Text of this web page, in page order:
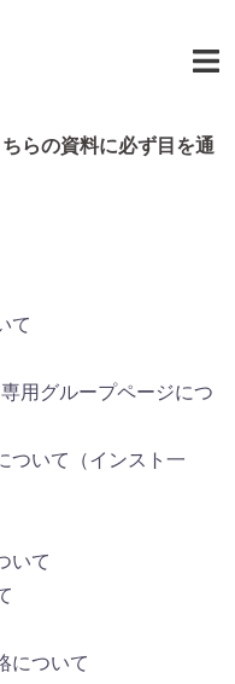
らの資料に必ず目を通
て
用グループページにつ
ついて（インスト一
いて
について